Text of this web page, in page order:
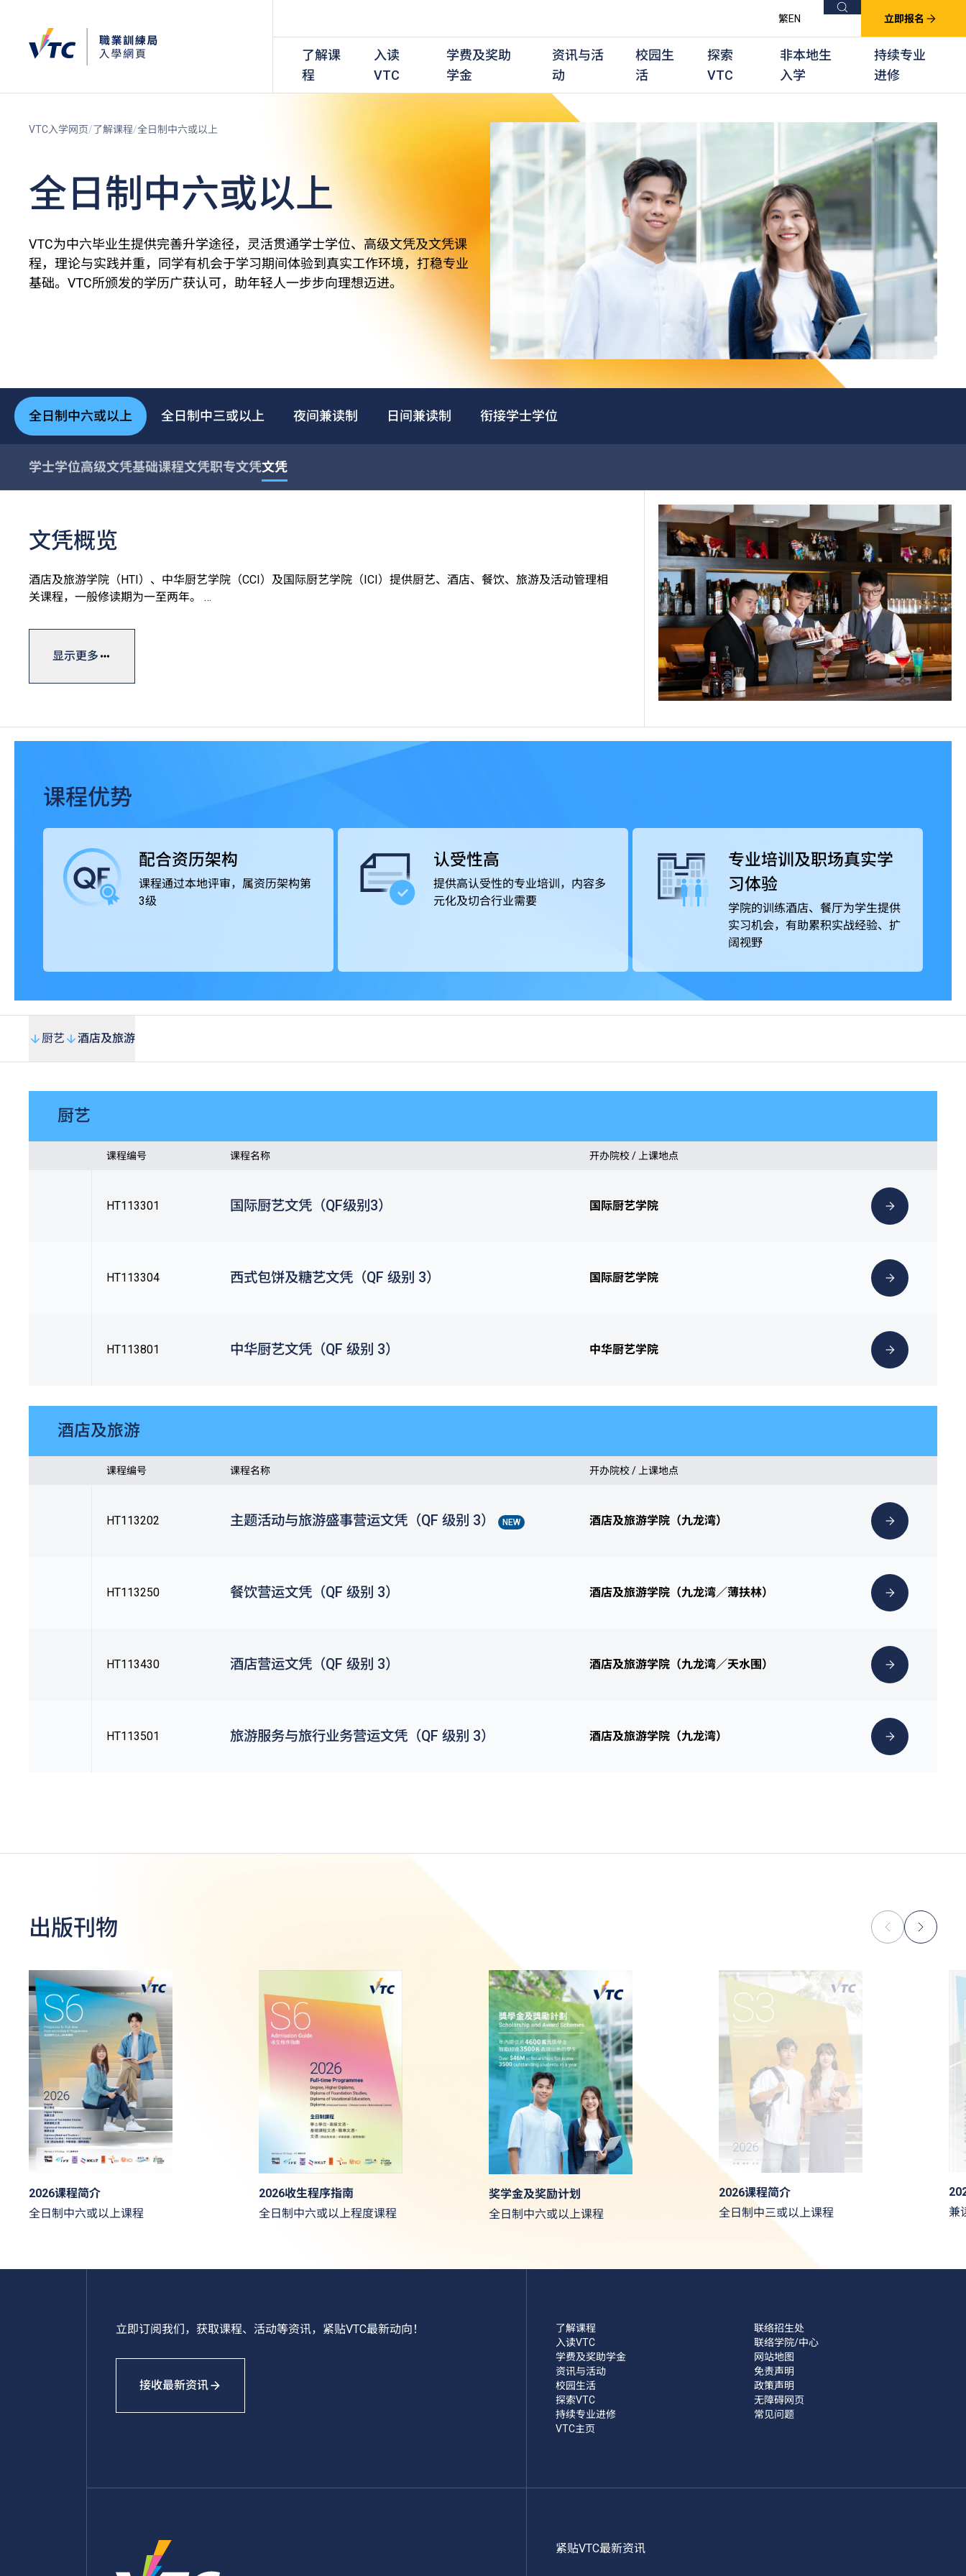
繁EN 搜索 立即报名
了解课
程
职前培训课程
全日制中六或以上
全日制中三或以上
衔接学士学位
在职培训课程
持续专业进修
夜间兼读制
日间兼读制
学历程度
学士学位
证书
其他课程
应用学习课程
社群培训计划
其他专业课程
专业考试及认可
学徒及其他训练计划
入读
VTC
全日制中六或以上
全日制中三或以上
衔接学士学位
在职培训
持续专业进修
夜间兼读制
日间兼读制
学费及奖助
学金
学费及资助
全日制中六或以上
全日制中三或以上
日间兼读制
奖学金
奖学金及奖励计划
资讯与活
动
校园生
活
探索
VTC
非本地生
入学
持续专业
进修
VTC入学网页 了解课程 全日制中六或以上
全日制中六或以上
VTC为中六毕业生提供完善升学途径，灵活贯通学士学位、高级文凭及文凭课
程，理论与实践并重，同学有机会于学习期间体验到真实工作环境，打稳专业
基础。VTC所颁发的学历广获认可，助年轻人一步步向理想迈进。
全日制中六或以上 全日制中三或以上 夜间兼读制 日间兼读制 衔接学士学位
学士学位高级文凭基础课程文凭职专文凭文凭
文凭概览
酒店及旅游学院（HTI）、中华厨艺学院（CCI）及国际厨艺学院（ICI）提供厨艺、酒店、餐饮、旅游及活动管理相
关课程，一般修读期为一至两年。
学院设有完善的训练设施，包括T酒店（训练酒店）、中西式训练餐厅、多国菜系训练厨房、葡萄酒研习室、咖啡训
练工房、调酒工房等，透过款待真实客人累积实战经验。学院更提供就业转介服务，提升学生投身专业的竞争力。
课程获本地及海外相关专业组织认可，毕业生可投身不同的款待业机构，例如酒店及度假村、邮轮及主题乐园、餐饮
显示更多
课程优势
配合资历架构
课程通过本地评审，属资历架构第
3级
认受性高
提供高认受性的专业培训，内容多
元化及切合行业需要
专业培训及职场真实学
习体验
学院的训练酒店、餐厅为学生提供
实习机会，有助累积实战经验、扩
阔视野
厨艺 酒店及旅游
厨艺
课程编号 课程名称 开办院校 / 上课地点
HT113301 国际厨艺文凭（QF级别3） 国际厨艺学院
HT113304 西式包饼及糖艺文凭（QF 级别 3） 国际厨艺学院
HT113801 中华厨艺文凭（QF 级别 3） 中华厨艺学院
酒店及旅游
课程编号 课程名称 开办院校 / 上课地点
HT113202 主题活动与旅游盛事营运文凭（QF 级别 3） NEW 酒店及旅游学院（九龙湾）
HT113250 餐饮营运文凭（QF 级别 3） 酒店及旅游学院（九龙湾／薄扶林）
HT113430 酒店营运文凭（QF 级别 3） 酒店及旅游学院（九龙湾／天水围）
HT113501 旅游服务与旅行业务营运文凭（QF 级别 3） 酒店及旅游学院（九龙湾）
出版刊物
2026课程简介
全日制中六或以上课程
2026收生程序指南
全日制中六或以上程度课程
奖学金及奖励计划
全日制中六或以上课程
2026课程简介
全日制中三或以上课程
兼
立即订阅我们，获取课程、活动等资讯，紧贴VTC最新动向！
接收最新资讯
了解课程
入读VTC
学费及奖助学金
资讯与活动
校园生活
探索VTC
持续专业进修
VTC主页
联络招生处
联络学院/中心
网站地图
免责声明
政策声明
无障碍网页
常见问题
紧贴VTC最新资讯